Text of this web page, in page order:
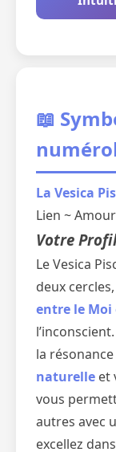
📖
La Vesica
Lien ~
Votre
Le Vesica
deux
entre le Moi
la
naturelle et
vous
autres avec
excellez